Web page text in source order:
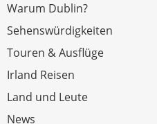
Warum Dublin?
Sehenswürdigkeiten
Touren & Ausflüge
Irland Reisen
Land und Leute
News